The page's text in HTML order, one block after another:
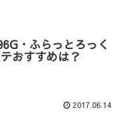
・ふらっとろっく
おすすめは？
2017.06.14